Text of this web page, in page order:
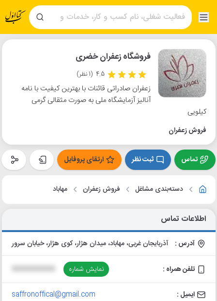
فروشگاه زعفران خضری
4.5 (1 نظر)
زعفران صادراتی قائنات با بهترین کیفیت با نامه
آنالیز آزمایشگاه ملی به صورت مثقالی گرمی
کیلویی
فروش زعفران
تماس ثبت نظر ارتقای پروفایل
دسته‌بندی مشاغل فروش زعفران مهاباد
اطلاعات تماس
آدرس : آذربایجان غربی، مهاباد، میدان هژار، کوی هژار، خیابان سرور
تلفن همراه : نمایش شماره
ایمیل : saffronoffical@gmail.com